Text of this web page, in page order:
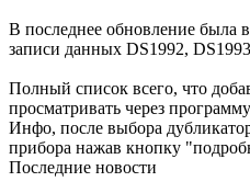
В последнее обновление была
записи данных DS1992,
Полный список всего, что
просматривать через
Инфо, после выбора
прибора нажав кнопку
Последние новости